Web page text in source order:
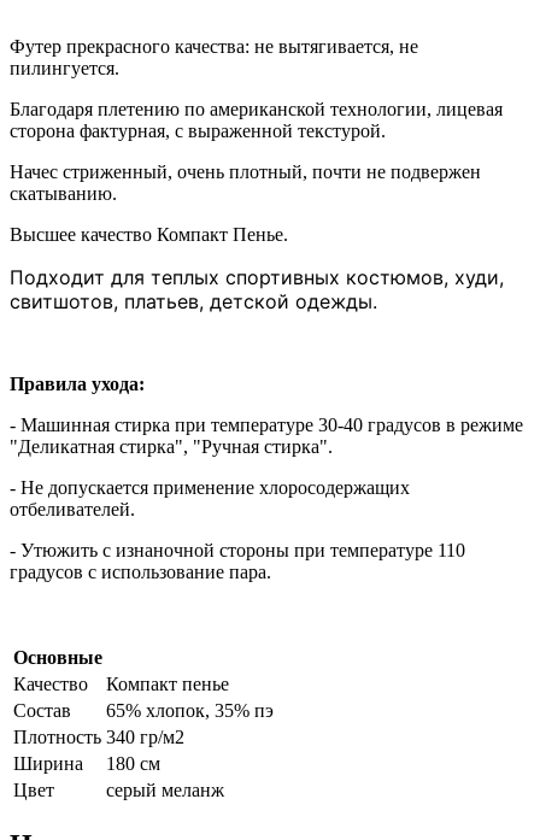
Футер прекрасного качества: не вытягивается, не
пилингуется.
Благодаря плетению по американской технологии, лицевая
сторона фактурная, с выраженной текстурой.
Начес стриженный, очень плотный, почти не подвержен
скатыванию.
Высшее качество Компакт Пенье.
Подходит для теплых спортивных костюмов, худи,
свитшотов, платьев, детской одежды.
Правила ухода:
- Машинная стирка при температуре 30-40 градусов в режиме
"Деликатная стирка", "Ручная стирка".
- Не допускается применение хлоросодержащих
отбеливателей.
- Утюжить с изнаночной стороны при температуре 110
градусов с использование пара.
Основные
Качество
Компакт пенье
Состав
65% хлопок, 35% пэ
Плотность 340 гр/м2
Ширина
180 см
Цвет
серый меланж